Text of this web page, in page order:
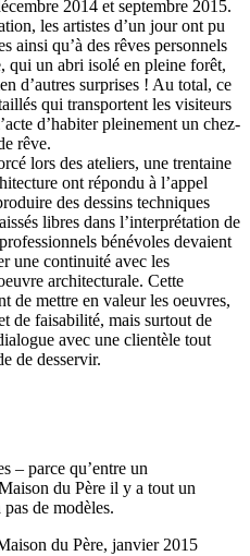
2014 et septembre 2015.
les artistes d’un jour ont pu
ainsi qu’à des rêves personnels
qui un abri isolé en pleine forêt,
d’autres surprises ! Au total, ce
qui transportent les visiteurs
d’habiter pleinement un chez-
rêve.
lors des ateliers, une trentaine
ont répondu à l’appel
des dessins techniques
libres dans l’interprétation de
bénévoles devaient
une continuité avec les
architecturale. Cette
de mettre en valeur les oeuvres,
de faisabilité, mais surtout de
avec une clientèle tout
de desservir.
– parce qu’entre un
du Père il y a tout un
de modèles.
du Père, janvier 2015